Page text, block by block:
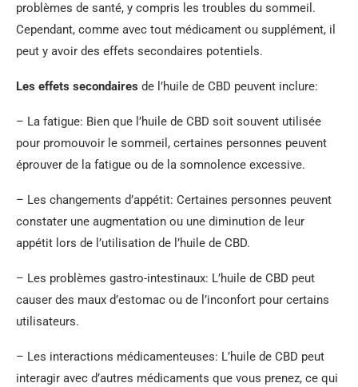
problèmes de santé, y compris les troubles du sommeil.
Cependant, comme avec tout médicament ou supplément, il
peut y avoir des effets secondaires potentiels.
Les effets secondaires de l’huile de CBD peuvent inclure:
– La fatigue: Bien que l’huile de CBD soit souvent utilisée
pour promouvoir le sommeil, certaines personnes peuvent
éprouver de la fatigue ou de la somnolence excessive.
– Les changements d’appétit: Certaines personnes peuvent
constater une augmentation ou une diminution de leur
appétit lors de l’utilisation de l’huile de CBD.
– Les problèmes gastro-intestinaux: L’huile de CBD peut
causer des maux d’estomac ou de l’inconfort pour certains
utilisateurs.
– Les interactions médicamenteuses: L’huile de CBD peut
interagir avec d’autres médicaments que vous prenez, ce qui